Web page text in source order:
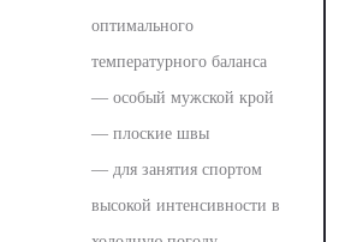
оптимального
температурного баланса
— особый мужской крой
— плоские швы
— для занятия спортом
высокой интенсивности в